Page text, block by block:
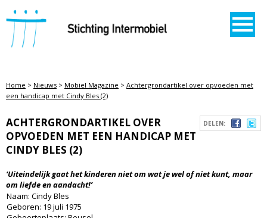
STICHTING INTERMOBIEL
Home > Nieuws > Mobiel Magazine > Achtergrondartikel over opvoeden met
een handicap met Cindy Bles (2)
DELEN:
ACHTERGRONDARTIKEL OVER
OPVOEDEN MET EEN HANDICAP MET
CINDY BLES (2)
‘Uiteindelijk gaat het kinderen niet om wat je wel of niet kunt, maar
om liefde en aandacht!’
Naam: Cindy Bles
Geboren: 19 juli 1975